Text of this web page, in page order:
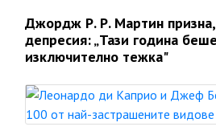
Джордж Р. Р. Мартин
депресия: „Тази година беше
изключително тежка"